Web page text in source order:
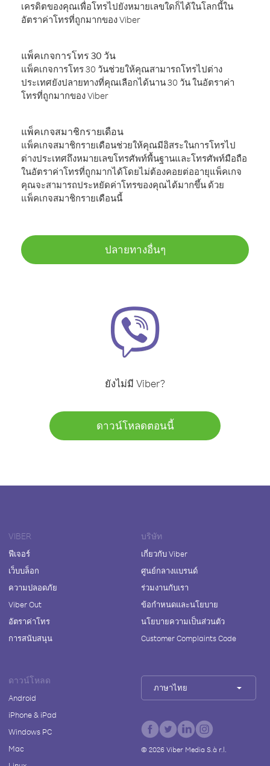
เครดิตของคุณเพื่อโทรไปยังหมายเลขใดก็ได้ในโลกนี้ใน
อัตราค่าโทรที่ถูกมากของ Viber
แพ็คเกจการโทร 30 วัน
แพ็คเกจการโทร 30 วันช่วยให้คุณสามารถโทรไปต่าง
ประเทศยังปลายทางที่คุณเลือกได้นาน 30 วัน ในอัตราค่า
โทรที่ถูกมากของ Viber
แพ็คเกจสมาชิกรายเดือน
แพ็คเกจสมาชิกรายเดือนช่วยให้คุณมีอิสระในการโทรไป
ต่างประเทศถึงหมายเลขโทรศัพท์พื้นฐานและโทรศัพท์มือถือ
ในอัตราค่าโทรที่ถูกมากได้โดยไม่ต้องคอยต่ออายุแพ็คเกจ
คุณจะสามารถประหยัดค่าโทรของคุณได้มากขึ้น ด้วย
แพ็คเกจสมาชิกรายเดือนนี้
ปลายทางอื่นๆ
ยังไม่มี Viber?
ดาวน์โหลดตอนนี้
VIBER
ฟีเจอร์
เว็บบล็อก
ความปลอดภัย
Viber Out
อัตราค่าโทร
การสนับสนุน
บริษัท
เกี่ยวกับ Viber
ศูนย์กลางแบรนด์
ร่วมงานกับเรา
ข้อกำหนดและนโยบาย
นโยบายความเป็นส่วนตัว
Customer Complaints Code
ดาวน์โหลด
Android
iPhone & iPad
Windows PC
Mac
ภาษาไทย
© 2026Viber Media S.à r.l.